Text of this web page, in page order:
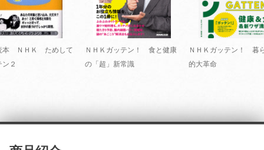
本 ＮＨＫ ためして
２
ＮＨＫガッテン！ 食と健康
の「超」新常識
ＮＨＫガッテン！ 暮
的大革命